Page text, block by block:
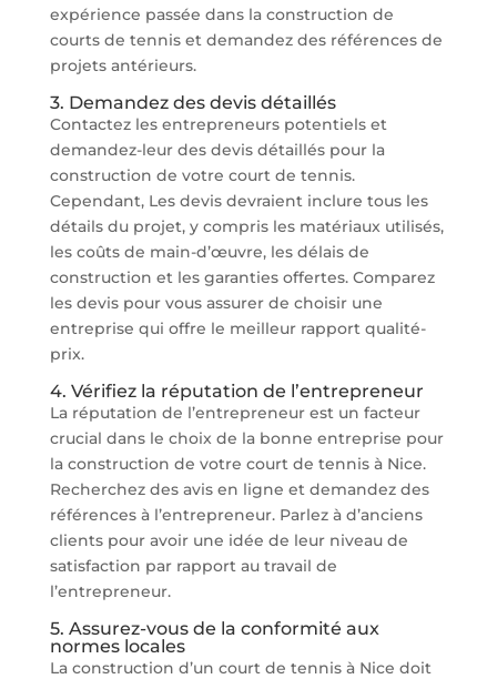
expérience passée dans la construction de
courts de tennis et demandez des références de
projets antérieurs.
3. Demandez des devis détaillés
Contactez les entrepreneurs potentiels et
demandez-leur des devis détaillés pour la
construction de votre court de tennis.
Cependant, Les devis devraient inclure tous les
détails du projet, y compris les matériaux utilisés,
les coûts de main-d’œuvre, les délais de
construction et les garanties offertes. Comparez
les devis pour vous assurer de choisir une
entreprise qui offre le meilleur rapport qualité-
prix.
4. Vérifiez la réputation de l’entrepreneur
La réputation de l’entrepreneur est un facteur
crucial dans le choix de la bonne entreprise pour
la construction de votre court de tennis à Nice.
Recherchez des avis en ligne et demandez des
références à l’entrepreneur. Parlez à d’anciens
clients pour avoir une idée de leur niveau de
satisfaction par rapport au travail de
l’entrepreneur.
5. Assurez-vous de la conformité aux
normes locales
La construction d’un court de tennis à Nice doit